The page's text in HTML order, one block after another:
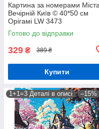
Картина за номерами Міста.
Вечірній Київ © 40*50 см
Орігамі LW 3473
Готово до відправки
329 ₴ 389 ₴
Купити
1+1=3 Деталі в описі –15%